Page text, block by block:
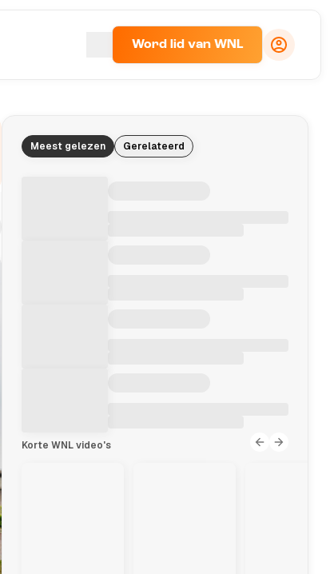
Word lid van WNL
Meest gelezen Gerelateerd
Korte WNL video's